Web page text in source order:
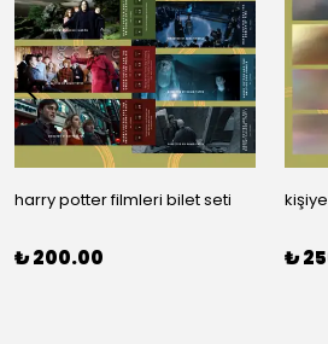
harry potter filmleri bilet seti
₺ 200.00 ₺